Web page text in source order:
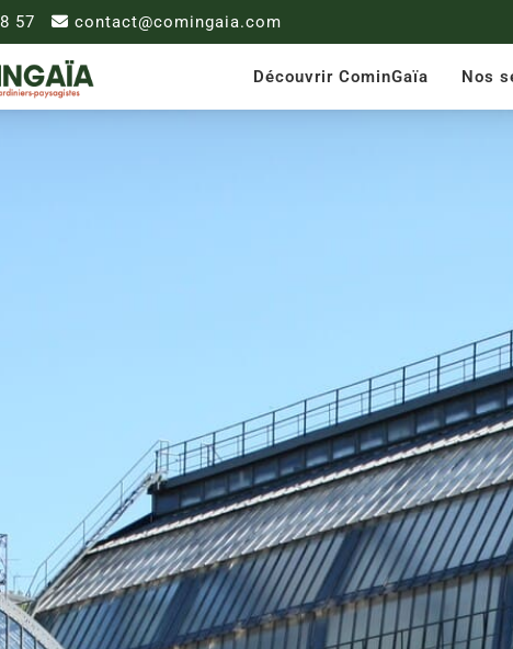
57 contact@comingaia.com
Découvrir CominGaïa Nos